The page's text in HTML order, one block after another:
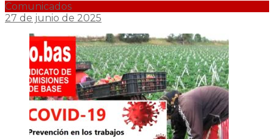
Comunicados
27 de junio de 2025